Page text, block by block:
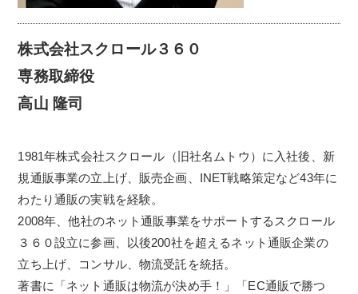
株式会社スクロール３６０
専務取締役
高山 隆司
1981年株式会社スクロール（旧社名ムトウ）に入社後、新
規通販事業の立上げ、販売企画、INET戦略策定など43年に
わたり通販の実戦を経験。
2008年、他社のネット通販事業をサポートするスクロール
３６０設立に参画、以後200社を超えるネット通販企業の
立ち上げ、コンサル、物流受託を統括。
著書に「ネット通販は物流が決め手！」「EC通販で勝つ